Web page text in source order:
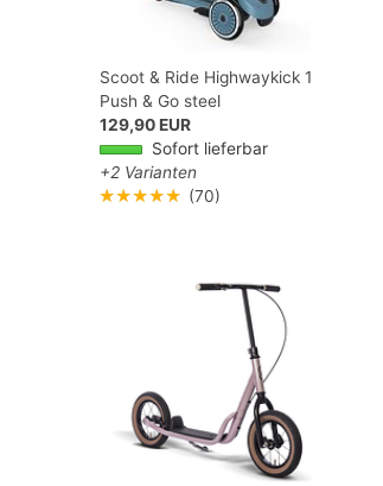
Scoot & Ride Highwaykick 1
Push & Go steel
129,90 EUR
Sofort lieferbar
+2 Varianten
★★★★★ (70)